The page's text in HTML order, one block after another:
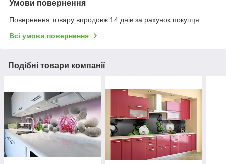
Умови повернення
Повернення товару впродовж 14 днів за рахунок покупця
Всі умови повернення
Подібні товари компанії